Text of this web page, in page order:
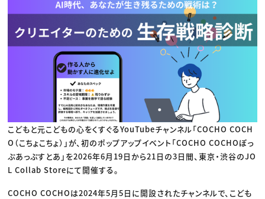
ゲーム・エンタメ
広告
出版
CREATIVE VILLAGEからのお知らせ
プロフェッショナル×つながる×メディア
こどもと元こどもの心をくすぐるYouTubeチャンネル「COCHO COCH
O（こちょこちょ）」が、初のポップアップイベント「COCHO COCHOぽっ
ぷあっぷすとあ」を2026年6月19日から21日の3日間、東京・渋谷のJO
L Collab Storeにて開催する。
COCHO COCHOは2024年5月5日に開設されたチャンネルで、こども